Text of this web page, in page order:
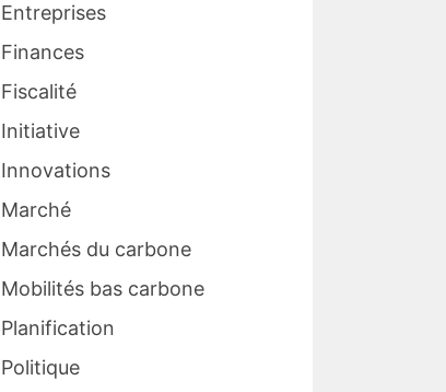
Entreprises
Finances
Fiscalité
Initiative
Innovations
Marché
Marchés du carbone
Mobilités bas carbone
Planification
Politique